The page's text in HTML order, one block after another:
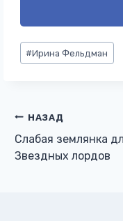
Метки
записи:
#Ирина Фельдман
Навигация
по
НАЗАД
Слабая землянка
Звездных лордов